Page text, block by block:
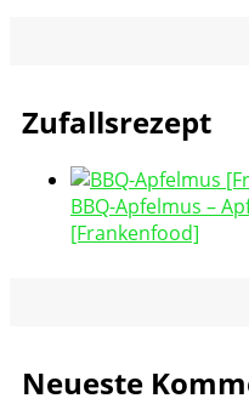
Zufallsrezept
BBQ-Apfelmus –
[Frankenfood]
Neueste